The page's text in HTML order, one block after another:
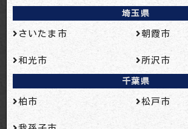
埼玉県
さいたま市 朝霞市
和光市 所沢市
千葉県
柏市 松戸市